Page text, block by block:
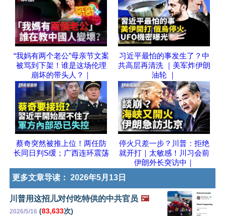
“我妈有两个老公”母亲节文案
被骂到下架！谁是这场伦理
崩坏的带头人？｜
习近平最怕的事发生了？中
共高层再清洗 ｜美军炸伊朗
油轮 ｜
蔡奇突然被推上位！两任防
长同日判S缓；广西连环震荡
停火只差一步？川普：拒绝
就开打｜太敏感！川习会前
伊朗外长突访中｜
更多文章导读： 2026年5月13日
川普用这招儿对付吃特供的中共官员 🖼️
2026/5/16 (83,633次)